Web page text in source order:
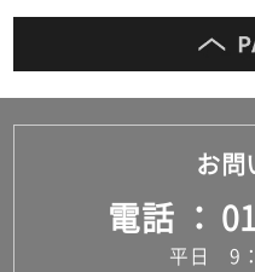
お問
電話
平日 9